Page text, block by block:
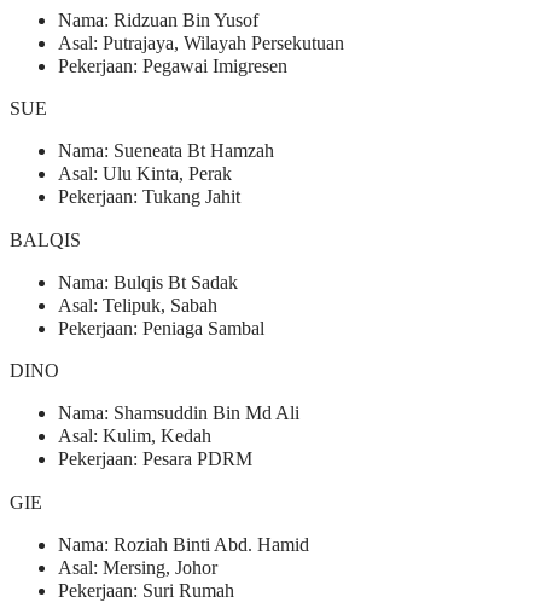
Nama: Ridzuan Bin Yusof
Asal: Putrajaya, Wilayah Persekutuan
Pekerjaan: Pegawai Imigresen
SUE
Nama: Sueneata Bt Hamzah
Asal: Ulu Kinta, Perak
Pekerjaan: Tukang Jahit
BALQIS
Nama: Bulqis Bt Sadak
Asal: Telipuk, Sabah
Pekerjaan: Peniaga Sambal
DINO
Nama: Shamsuddin Bin Md Ali
Asal: Kulim, Kedah
Pekerjaan: Pesara PDRM
GIE
Nama: Roziah Binti Abd. Hamid
Asal: Mersing, Johor
Pekerjaan: Suri Rumah